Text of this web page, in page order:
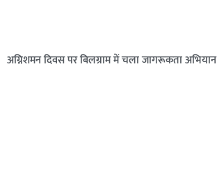
अग्निशमन दिवस पर बिलग्राम में चला जागरूकता अभियान